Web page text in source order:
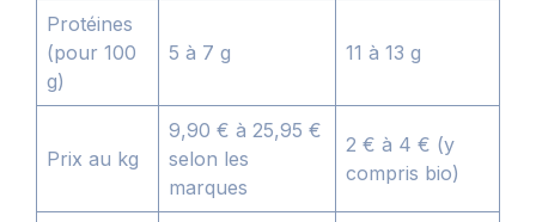
Protéines
(pour 100
g)
5 à 7 g 11 à 13 g
Prix au kg
9,90 € à 25,95 €
selon les
marques
2 € à 4 € (y
compris bio)